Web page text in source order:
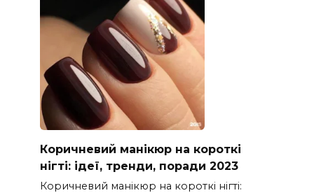
Коричневий манікюр на короткі
нігті: ідеї, тренди, поради 2023
Коричневий манікюр на короткі нігті: